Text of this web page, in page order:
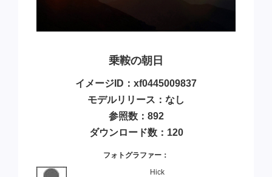
乗鞍の朝日
イメージID：xf0445009837
モデルリリース：なし
参照数：892
ダウンロード数：120
フォトグラファー：
Hick